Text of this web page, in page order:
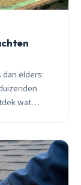
elders:
wat